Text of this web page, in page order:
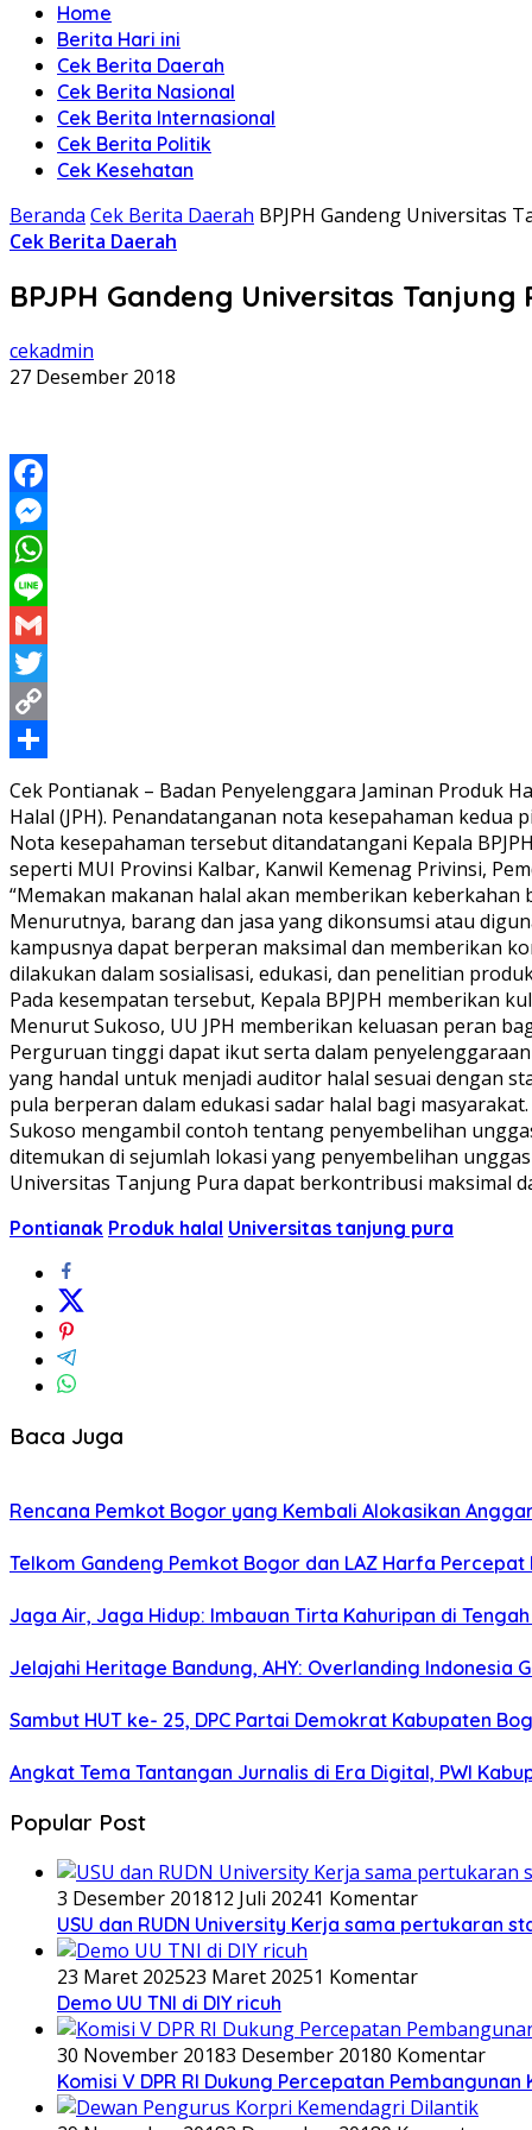
Home
Berita Hari ini
Cek Berita Daerah
Cek Berita Nasional
Cek Berita Internasional
Cek Berita Politik
Cek Kesehatan
Beranda Cek Berita Daerah BPJPH Gandeng Universitas
Cek Berita Daerah
BPJPH Gandeng Universitas
cekadmin
27 Desember 2018
Facebook
Messenger
WhatsApp
Line
Gmail
Twitter
Copy
Link
Share
Cek Pontianak – Badan Penyelenggara Jaminan Produk
Halal (JPH). Penandatanganan nota kesepahaman
Nota kesepahaman tersebut ditandatangani Kepala
seperti MUI Provinsi Kalbar, Kanwil Kemenag Privinsi,
“Memakan makanan halal akan memberikan
Menurutnya, barang dan jasa yang dikonsumsi atau
kampusnya dapat berperan maksimal dan memberikan
dilakukan dalam sosialisasi, edukasi, dan penelitian
Pada kesempatan tersebut, Kepala BPJPH memberikan
Menurut Sukoso, UU JPH memberikan keluasan peran
Perguruan tinggi dapat ikut serta dalam
yang handal untuk menjadi auditor halal sesuai dengan
pula berperan dalam edukasi sadar halal bagi masyarakat.
Sukoso mengambil contoh tentang penyembelihan
ditemukan di sejumlah lokasi yang penyembelihan
Universitas Tanjung Pura dapat berkontribusi maksimal
Pontianak Produk halal Universitas tanjung pura
Baca Juga
Rencana Pemkot Bogor yang Kembali Alokasikan
Telkom Gandeng Pemkot Bogor dan LAZ Harfa
Jaga Air, Jaga Hidup: Imbauan Tirta Kahuripan di
Jelajahi Heritage Bandung, AHY: Overlanding Indonesia
Sambut HUT ke- 25, DPC Partai Demokrat Kabupaten
Angkat Tema Tantangan Jurnalis di Era Digital, PWI
Popular Post
3 Desember 201812 Juli 20241 Komentar
USU dan RUDN University Kerja sama pertukaran
23 Maret 202523 Maret 20251 Komentar
Demo UU TNI di DIY ricuh
30 November 20183 Desember 20180 Komentar
Komisi V DPR RI Dukung Percepatan